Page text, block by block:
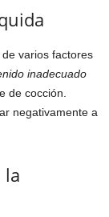
varios factores
inadecuado
de cocción.
negativamente a
la